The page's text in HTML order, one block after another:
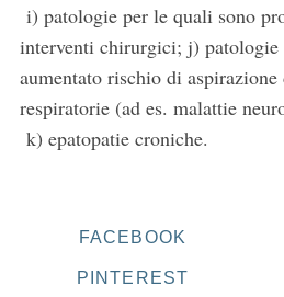
i) patologie per le quali sono
interventi chirurgici; j) patologie
aumentato rischio di
respiratorie (ad es. malattie
k) epatopatie croniche.
FACEBOOK
PINTEREST